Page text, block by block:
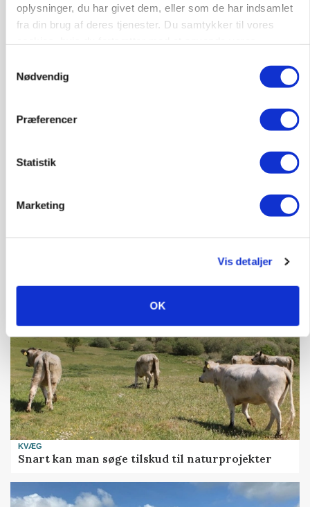
oplysninger, du har givet dem, eller som de har indsamlet
fra din brug af deres tjenester. Du samtykker til vores
Nødvendig
Præferencer
Statistik
Marketing
Vis detaljer
OK
Annonce
Loading...
Folketinget behandler ny gødskningslov: Sådan
KVÆG
Snart kan man søge tilskud til naturprojekter